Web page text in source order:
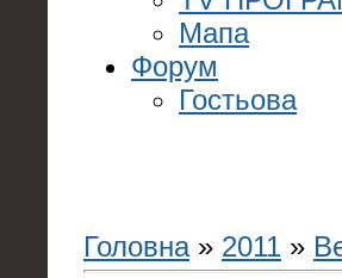
Мапа
Форум
Гостьова
Головна» 2011 »